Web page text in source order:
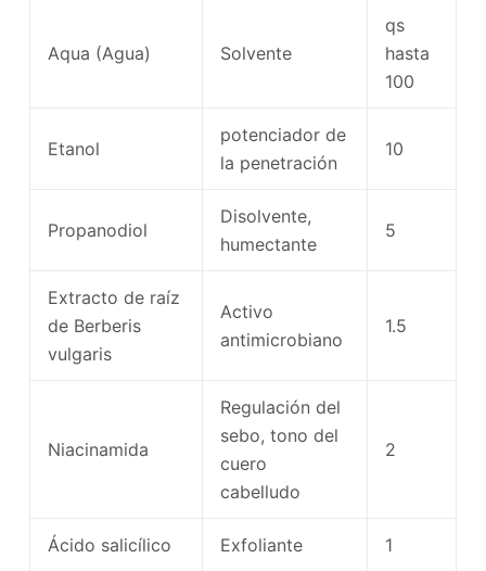
Aqua (Agua) Solvente
qs
hasta
100
Etanol
potenciador de
la penetración
10
Propanodiol
Disolvente,
humectante
5
Extracto de raíz
de Berberis
vulgaris
Activo
antimicrobiano
1.5
Niacinamida
Regulación del
sebo, tono del
cuero
cabelludo
2
Ácido salicílico Exfoliante 1